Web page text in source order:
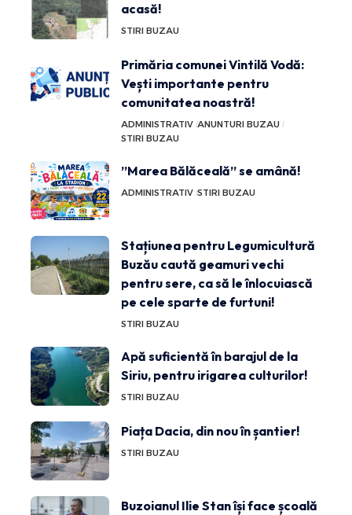
acasă!
STIRI BUZAU
Primăria comunei Vintilă Vodă:
Vești importante pentru
comunitatea noastră!
ADMINISTRATIV ANUNTURI BUZAU
STIRI BUZAU
”Marea Bălăceală” se amână!
ADMINISTRATIV STIRI BUZAU
Stațiunea pentru Legumicultură
Buzău caută geamuri vechi
pentru sere, ca să le înlocuiască
pe cele sparte de furtuni!
STIRI BUZAU
Apă suficientă în barajul de la
Siriu, pentru irigarea culturilor!
STIRI BUZAU
Piața Dacia, din nou în șantier!
STIRI BUZAU
Buzoianul Ilie Stan își face școală